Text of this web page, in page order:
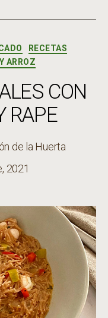
RECETAS
ARROZ
CON
RAPE
de la Huerta
2021